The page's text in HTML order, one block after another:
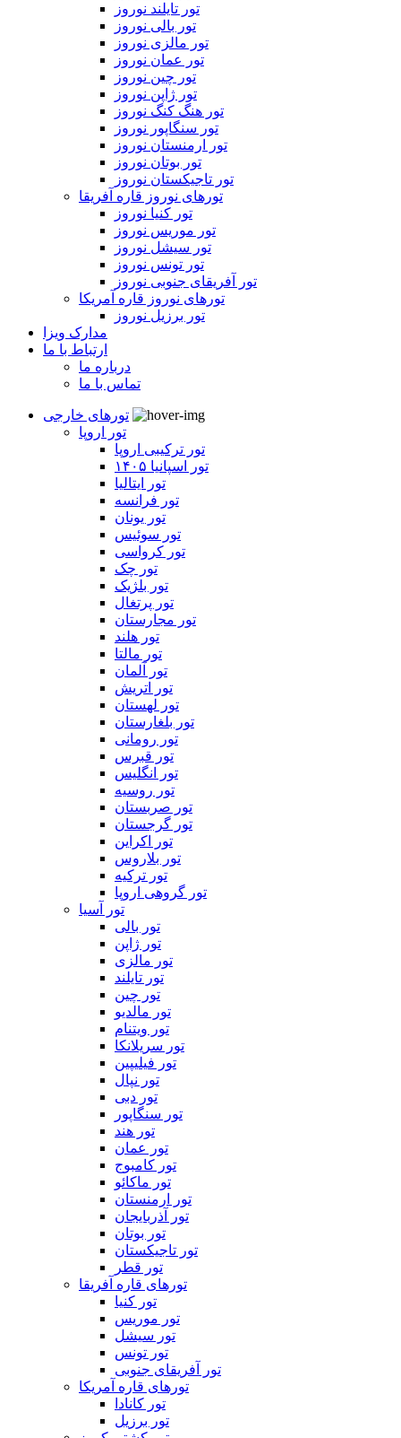
تور تایلند نوروز
تور بالی نوروز
تور مالزی نوروز
تور عمان نوروز
تور چین نوروز
تور ژاپن نوروز
تور هنگ کنگ نوروز
تور سنگاپور نوروز
تور ارمنستان نوروز
تور بوتان نوروز
تور تاجیکستان نوروز
تورهای نوروز قاره آفریقا
تور کنیا نوروز
تور موریس نوروز
تور سیشل نوروز
تور تونس نوروز
تور آفریقای جنوبی نوروز
تورهای نوروز قاره آمریکا
تور برزیل نوروز
مدارک ویزا
ارتباط با ما
درباره ما
تماس با ما
تورهای خارجی
تور اروپا
تور ترکیبی اروپا
تور اسپانیا ۱۴۰۵
تور ایتالیا
تور فرانسه
تور یونان
تور سوئیس
تور کرواسی
تور چک
تور بلژیک
تور پرتغال
تور مجارستان
تور هلند
تور مالتا
تور آلمان
تور اتریش
تور لهستان
تور بلغارستان
تور رومانی
تور قبرس
تور انگلیس
تور روسیه
تور صربستان
تور گرجستان
تور اکراین
تور بلاروس
تور ترکیه
تور گروهی اروپا
تور آسیا
تور بالی
تور ژاپن
تور مالزی
تور تایلند
تور چین
تور مالدیو
تور ویتنام
تور سریلانکا
تور فیلیپین
تور نپال
تور دبی
تور سنگاپور
تور هند
تور عمان
تور کامبوج
تور ماکائو
تور ارمنستان
تور آذربایجان
تور بوتان
تور تاجیکستان
تور قطر
تورهای قاره آفریقا
تور کنیا
تور موریس
تور سیشل
تور تونس
تور آفریقای جنوبی
تورهای قاره آمریکا
تور کانادا
تور برزیل